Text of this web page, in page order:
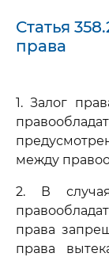
Статья
права
1. Залог
между
2. В
права
права